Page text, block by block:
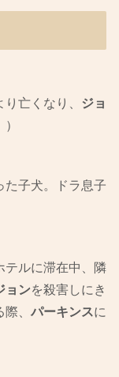
亡くなり、 ジョ
た子犬。ドラ息子
テルに滞在中、隣
ョンを殺害しにき
、 パーキンスに